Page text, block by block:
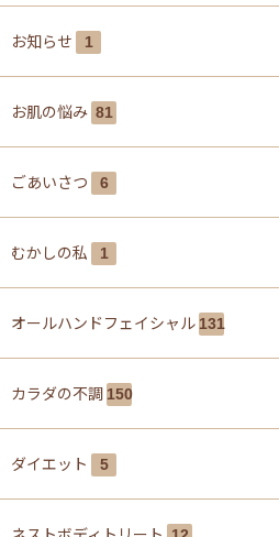
お知らせ 1
お肌の悩み 81
ごあいさつ 6
むかしの私 1
オールハンドフェイシャル 131
カラダの不調 150
ダイエット 5